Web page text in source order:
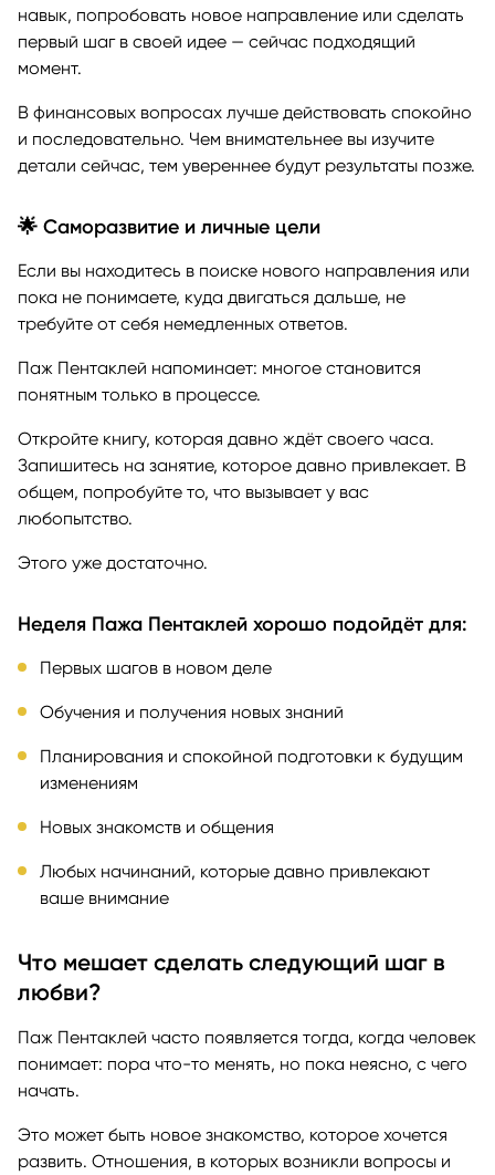
навык, попробовать новое направление или сделать
первый шаг в своей идее — сейчас подходящий
момент.
В финансовых вопросах лучше действовать спокойно
и последовательно. Чем внимательнее вы изучите
детали сейчас, тем увереннее будут результаты позже.
🌟 Саморазвитие и личные цели
Если вы находитесь в поиске нового направления или
пока не понимаете, куда двигаться дальше, не
требуйте от себя немедленных ответов.
Паж Пентаклей напоминает: многое становится
понятным только в процессе.
Откройте книгу, которая давно ждёт своего часа.
Запишитесь на занятие, которое давно привлекает. В
общем, попробуйте то, что вызывает у вас
любопытство.
Этого уже достаточно.
Неделя Пажа Пентаклей хорошо подойдёт для:
Первых шагов в новом деле
Обучения и получения новых знаний
Планирования и спокойной подготовки к будущим
изменениям
Новых знакомств и общения
Любых начинаний, которые давно привлекают
ваше внимание
Что мешает сделать следующий шаг в
любви?
Паж Пентаклей часто появляется тогда, когда человек
понимает: пора что-то менять, но пока неясно, с чего
начать.
Это может быть новое знакомство, которое хочется
развить. Отношения, в которых возникли вопросы и